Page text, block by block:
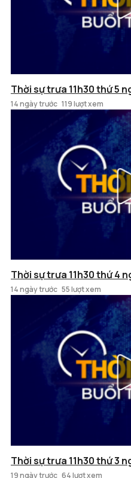
Thời sự trưa 11h30 thứ 5
14 ngày trước 119 lượt xem
Thời sự trưa 11h30 thứ 4
14 ngày trước 55 lượt xem
Thời sự trưa 11h30 thứ 3
19 ngày trước 64 lượt xem